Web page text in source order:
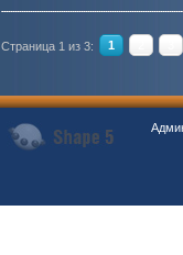
Страница 1 из 3: 1